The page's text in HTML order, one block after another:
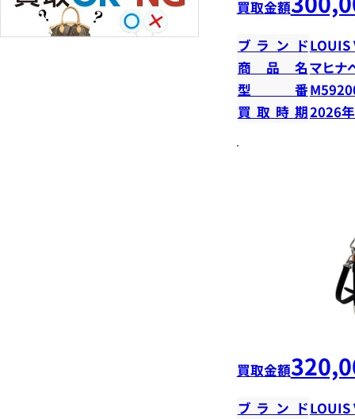
買取金額
ブランドLOUIS
商品名マヒナ
型番
買取時期2026
買取金額
ブランドLOUIS